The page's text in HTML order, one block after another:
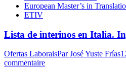
European Master’s in
ETIV
Lista de interinos en Italia.
Ofertas LaboraisParJosé Yuste Frías
commentaire